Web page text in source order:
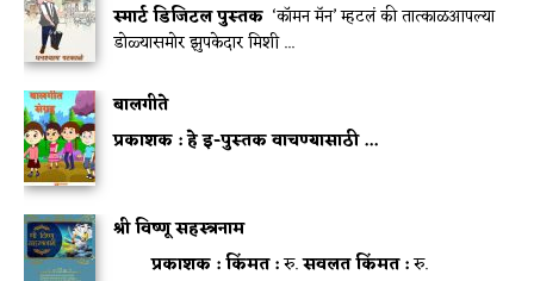
स्मार्ट डिजिटल पुस्तक ‘कॉमन मॅन’ म्हटलं की तात्काळआपल्या
डोळ्यासमोर झुपकेदार मिशी ...
बालगीते
प्रकाशक :हे इ-पुस्तक वाचण्यासाठी...
श्री विष्णू सहस्त्रनाम
प्रकाशक :किंमत :रु.सवलत किंमत :रु.